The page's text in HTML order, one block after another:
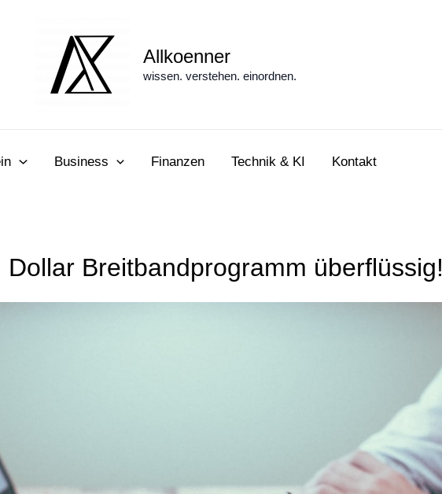
Allkoenner
wissen. verstehen. einordnen.
Business Finanzen Technik & KI Kontakt
Breitbandprogramm überflüssig!